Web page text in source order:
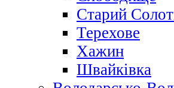
Старий
Терехове
Хажин
Швайківка